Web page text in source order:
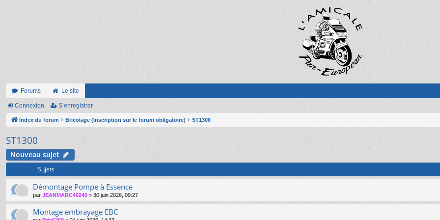
Forums Le site
Connexion S’enregistrer
Index du forum Bricolage (Inscription sur le forum obligatoire) ST1300
ST1300
Nouveau sujet
Sujets
Démontage Pompe à Essence
par JEANMARC40240 » 30 juin 2026, 09:27
Montage embrayage EBC